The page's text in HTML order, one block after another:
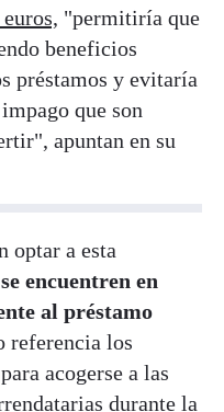
"permitiría que
beneficios
préstamos y evitaría
que son
apuntan en su
optar a esta
encuentren en
al préstamo
referencia los
acogerse a las
durante la